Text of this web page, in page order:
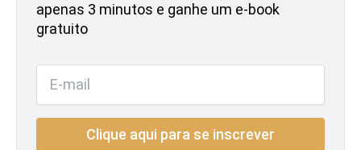
apenas 3 minutos e ganhe um e-book
gratuito